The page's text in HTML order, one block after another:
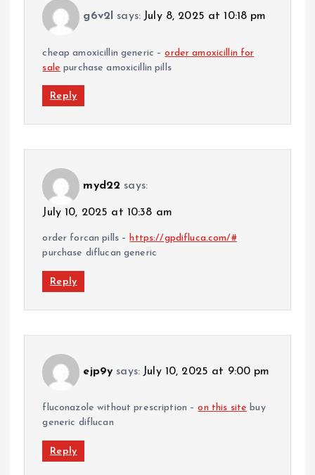
g6v2l says: July 8, 2025 at 10:18 pm
cheap amoxicillin generic –order amoxicillin for
sale purchase amoxicillin pills
Reply
myd22 says:
July 10, 2025 at 10:38 am
order forcan pills –https://gpdifluca.com/#
purchase diflucan generic
Reply
ejp9y says: July 10, 2025 at 9:00 pm
fluconazole without prescription –on this site buy
generic diflucan
Reply